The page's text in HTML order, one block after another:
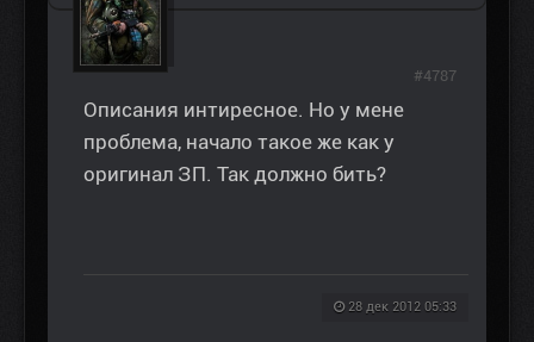
Описания интиресное. Но у мене
проблема, начало такое же как у
оригинал ЗП. Так должно бить?
28 дек 2012 05:33
#4787